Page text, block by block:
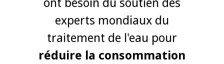
experts mondiaux du
traitement de l'eau pour
réduire la consommation